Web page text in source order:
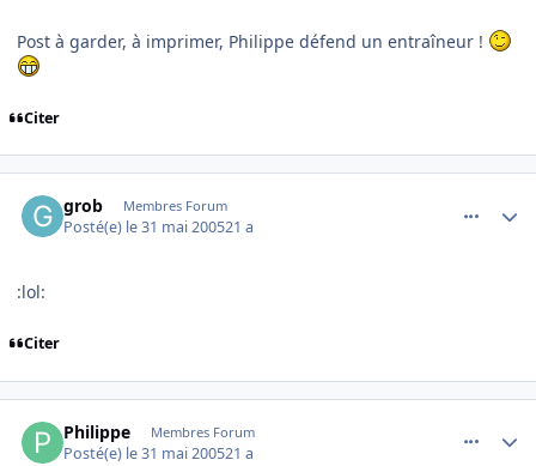
Post à garder, à imprimer, Philippe défend un entraîneur !
Citer
grob Membres Forum
Posté(e) le 31 mai 200521 a
:lol:
Citer
Philippe Membres Forum
Posté(e) le 31 mai 200521 a